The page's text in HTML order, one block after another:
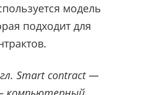
модель
подходит для
Smart contract —